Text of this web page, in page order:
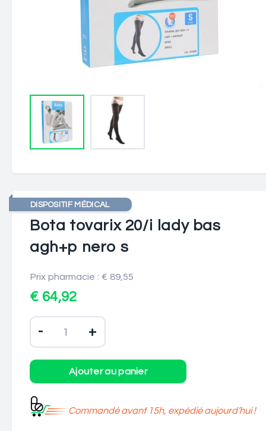
DISPOSITIF MÉDICAL
Bota tovarix 20/i lady bas
agh+p nero s
Prix pharmacie : € 89,55
€ 64,92
- +
Commandé avant 15h, expédié aujourd’hui !